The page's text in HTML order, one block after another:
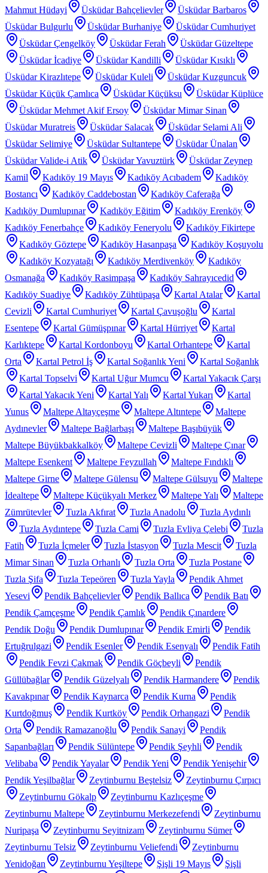
Mahmut Hüdayi Üsküdar Bahçelievler
Üsküdar Barbaros
Üsküdar Bulgurlu
Üsküdar Burhaniye
Üsküdar Cumhuriyet
Üsküdar Çengelköy
Üsküdar Ferah
Üsküdar Güzeltepe
Üsküdar İcadiye
Üsküdar Kandilli
Üsküdar Kısıklı
Üsküdar Kirazlıtepe
Üsküdar Kuleli
Üsküdar Kuzguncuk
Üsküdar Küçük Çamlıca
Üsküdar Küçüksu
Üsküdar Küplüce
Üsküdar Mehmet Akif Ersoy
Üsküdar Mimar Sinan
Üsküdar Muratreis
Üsküdar Salacak
Üsküdar Selami Ali
Üsküdar Selimiye
Üsküdar Sultantepe
Üsküdar Ünalan
Üsküdar Valide-i Atik
Üsküdar Yavuztürk
Üsküdar Zeynep
Kamil
Kadıköy 19 Mayıs Kadıköy Acıbadem
Kadıköy
Bostancı
Kadıköy Caddebostan
Kadıköy Caferağa
Kadıköy Dumlupınar
Kadıköy Eğitim
Kadıköy Erenköy
Kadıköy Fenerbahçe
Kadıköy Feneryolu
Kadıköy Fikirtepe
Kadıköy Göztepe
Kadıköy Hasanpaşa
Kadıköy Koşuyolu
Kadıköy Kozyatağı
Kadıköy Merdivenköy
Kadıköy
Osmanağa
Kadıköy Rasimpaşa
Kadıköy Sahrayıcedid
Kadıköy Suadiye
Kadıköy Zühtüpaşa Kartal Atalar
Kartal
Cevizli
Kartal Cumhuriyet Kartal Çavuşoğlu
Kartal
Esentepe
Kartal Gümüşpınar Kartal Hürriyet
Kartal
Karlıktepe
Kartal Kordonboyu Kartal Orhantepe
Kartal
Orta
Kartal Petrol İş Kartal Soğanlık Yeni
Kartal Soğanlık
Kartal Topselvi
Kartal Uğur Mumcu
Kartal Yakacık Çarşı
Kartal Yakacık Yeni
Kartal Yalı Kartal Yukarı
Kartal
Yunus
Maltepe Altayçeşme Maltepe Altıntepe
Maltepe
Aydınevler
Maltepe Bağlarbaşı
Maltepe Başıbüyük
Maltepe Büyükbakkalköy
Maltepe Cevizli
Maltepe Çınar
Maltepe Esenkent
Maltepe Feyzullah
Maltepe Fındıklı
Maltepe Girne
Maltepe Gülensu Maltepe Gülsuyu
Maltepe
İdealtepe
Maltepe Küçükyalı Merkez Maltepe Yalı
Maltepe
Zümrütevler
Tuzla Akfırat Tuzla Anadolu
Tuzla Aydınlı
Tuzla Aydıntepe
Tuzla Cami Tuzla Evliya Çelebi
Tuzla
Fatih
Tuzla İçmeler Tuzla İstasyon Tuzla Mescit
Tuzla
Mimar Sinan
Tuzla Orhanlı Tuzla Orta
Tuzla Postane
Tuzla Şifa
Tuzla Tepeören Tuzla Yayla
Pendik Ahmet
Yesevi
Pendik Bahçelievler Pendik Ballıca
Pendik Batı
Pendik Çamçeşme
Pendik Çamlık
Pendik Çınardere
Pendik Doğu
Pendik Dumlupınar Pendik Emirli
Pendik
Ertuğrulgazi
Pendik Esenler Pendik Esenyalı
Pendik Fatih
Pendik Fevzi Çakmak
Pendik Göçbeyli
Pendik
Güllübağlar
Pendik Güzelyalı Pendik Harmandere
Pendik
Kavakpınar
Pendik Kaynarca Pendik Kurna
Pendik
Kurtdoğmuş
Pendik Kurtköy Pendik Orhangazi
Pendik
Orta
Pendik Ramazanoğlu Pendik Sanayi
Pendik
Sapanbağları
Pendik Sülüntepe Pendik Şeyhli
Pendik
Velibaba
Pendik Yayalar Pendik Yeni
Pendik Yenişehir
Pendik Yeşilbağlar
Zeytinburnu Beştelsiz
Zeytinburnu Çırpıcı
Zeytinburnu Gökalp
Zeytinburnu Kazlıçeşme
Zeytinburnu Maltepe
Zeytinburnu Merkezefendi
Zeytinburnu
Nuripaşa
Zeytinburnu Seyitnizam
Zeytinburnu Sümer
Zeytinburnu Telsiz
Zeytinburnu Veliefendi
Zeytinburnu
Yenidoğan
Zeytinburnu Yeşiltepe Şişli 19 Mayıs
Şişli